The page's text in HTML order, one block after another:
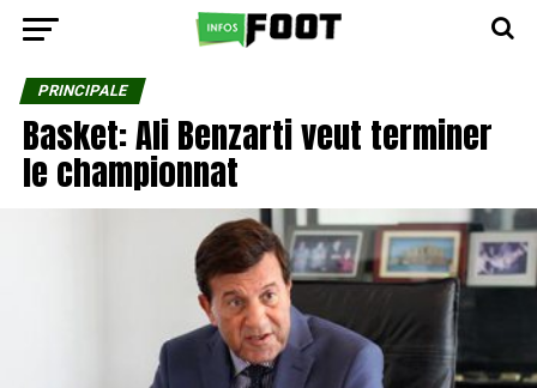
PRINCIPALE
Basket: Ali Benzarti veut terminer
le championnat